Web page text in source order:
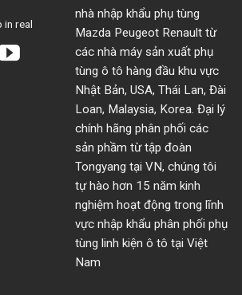
in real
nhà nhập khẩu phụ tùng
Mazda Peugeot Renault từ
các nhà máy sản xuất phụ
tùng ô tô hàng đầu khu vực
Nhật Bản, USA, Thái Lan, Đài
Loan, Malaysia, Korea. Đại lý
chính hãng phân phối các
sản phầm từ tập đoàn
Tongyang tại VN, chúng tôi
tự hào hơn 15 năm kinh
nghiệm hoạt động trong lĩnh
vực nhập khẩu phân phối phụ
tùng linh kiện ô tô tại Việt
Nam